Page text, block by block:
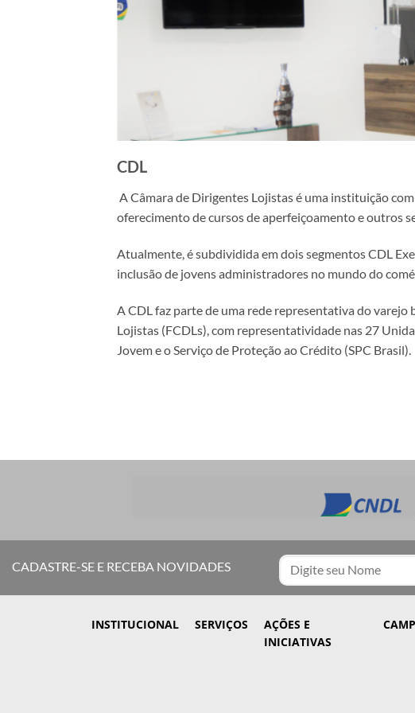
CDL
A Câmara de Dirigentes Lojistas é uma instituição
oferecimento de cursos de aperfeiçoamento e outros
Atualmente, é subdividida em dois segmentos CDL
inclusão de jovens administradores no mundo do
A CDL faz parte de uma rede representativa do varejo
Lojistas (FCDLs), com representatividade nas 27
Jovem e o Serviço de Proteção ao Crédito (SPC Brasil).
CADASTRE-SE E RECEBA NOVIDADES
INSTITUCIONAL SERVIÇOS
AÇÕES E
INICIATIVAS